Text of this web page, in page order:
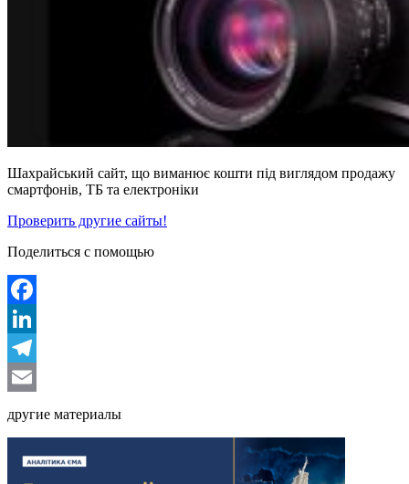
Шахрайський сайт, що виманює кошти під виглядом продажу
смартфонів, ТБ та електроніки
Проверить другие сайты!
Поделиться с помощью
Facebook
LinkedIn
Telegram
другие материалы